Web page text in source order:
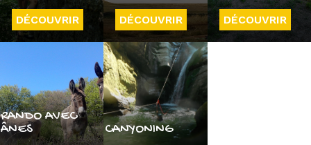
DÉCOUVRIR DÉCOUVRIR DÉCOUVRIR
RANDO AVEC
ÂNES
CANYONING